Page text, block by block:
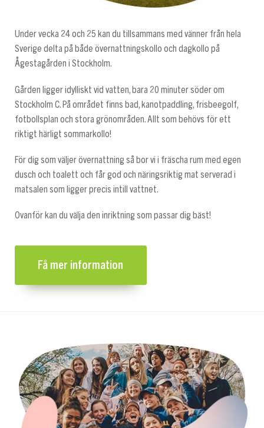
Under vecka 24 och 25 kan du tillsammans med vänner från hela
Sverige delta på både övernattningskollo och dagkollo på
Ågestagården i Stockholm.
Gården ligger idylliskt vid vatten, bara 20 minuter söder om
Stockholm C. På området finns bad, kanotpaddling, frisbeegolf,
fotbollsplan och stora grönområden. Allt som behövs för ett
riktigt härligt sommarkollo!
För dig som väljer övernattning så bor vi i fräscha rum med egen
dusch och toalett och får god och näringsriktig mat serverad i
matsalen som ligger precis intill vattnet.
Ovanför kan du välja den inriktning som passar dig bäst!
Få mer information